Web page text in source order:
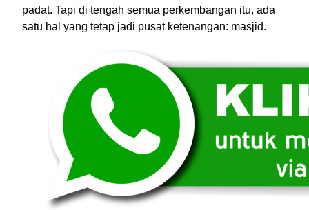
padat. Tapi di tengah semua perkembangan itu, ada
satu hal yang tetap jadi pusat ketenangan: masjid.